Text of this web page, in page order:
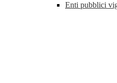
Enti pubblici